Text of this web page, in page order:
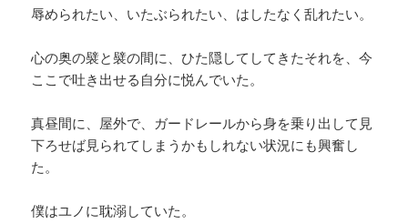
辱められたい、いたぶられたい、はしたなく乱れたい。
心の奥の襞と襞の間に、ひた隠してしてきたそれを、今
ここで吐き出せる自分に悦んでいた。
真昼間に、屋外で、ガードレールから身を乗り出して見
下ろせば見られてしまうかもしれない状況にも興奮し
た。
僕はユノに耽溺していた。